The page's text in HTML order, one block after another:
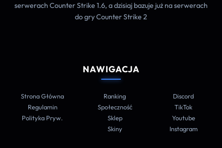
serwerach Counter Strike 1.6, a dzisiaj bazuje już na serwerach
do gry Counter Strike 2
NAWIGACJA
Strona Główna
Regulamin
Polityka Pryw.
Ranking
Społeczność
Sklep
Skiny
Discord
TikTok
Youtube
Instagram